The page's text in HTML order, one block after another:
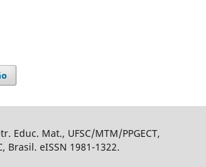
Educ. Mat., UFSC/MTM/PPGECT,
Brasil. eISSN 1981-1322.